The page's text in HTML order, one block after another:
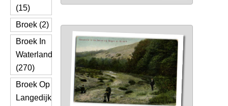
(15)
Broek (2)
Broek In
Waterland
(270)
Broek Op
Langedijk